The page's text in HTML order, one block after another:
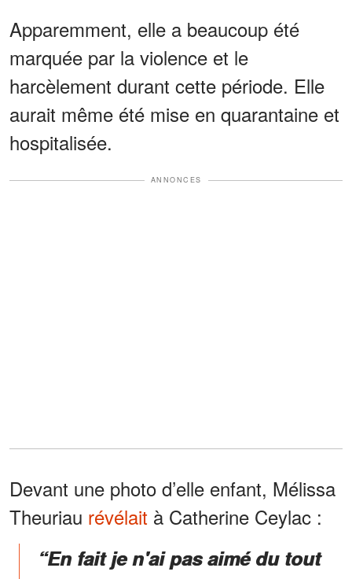
Apparemment, elle a beaucoup été
marquée par la violence et le
harcèlement durant cette période. Elle
aurait même été mise en quarantaine et
hospitalisée.
ANNONCES
Devant une photo d’elle enfant, Mélissa
Theuriau révélait à Catherine Ceylac :
“En fait je n'ai pas aimé du tout